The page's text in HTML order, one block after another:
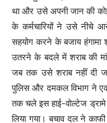
था और उसे अपनी जान की
के कर्मचारियों ने उसे नीचे
सहयोग करने के बजाय
उतरने के बदले में शराब की
जब तक उसे शराब नहीं दी
पुलिस और दमकल विभाग ने
तक चले इस हाई-वोल्टेज ड्रामे
लिया गया। बचाव दल ने